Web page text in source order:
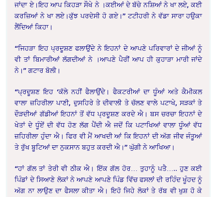
ਜਾਂਦਾ ਏ।ਇਹ ਆਪ ਕਿਹੜਾ ਸੌਖੇ ਨੇ ।ਕਈਆਂ ਦੇ ਬੱਚੇ ਨਸ਼ਿਆਂ ਨੇ ਖਾ ਲਏ, ਕਈ
ਕਰਜ਼ਿਆਂ ਨੇ ਖਾ ਲਏ।ਕੁੱਝ ਪਰਦੇਸੀ ਹੋ ਗਏ।” ਟਟੀਹਰੀ ਨੇ ਵੱਡਾ ਸਾਰਾ ਹਉਕਾ
ਲੈਂਦਿਆਂ ਕਿਹਾ।
“ਜਿਹੜਾ ਇਹ ਪ੍ਰਦੂਸ਼ਣ ਫਲਾਉਂਦੇ ਨੇ ਇਹਨਾਂ ਦੇ ਆਪਣੇ ਪਰਿਵਾਰਾਂ ਦੇ ਜੀਆਂ ਨੂੰ
ਵੀ ਤਾਂ ਬਿਮਾਰੀਆਂ ਲੱਗਦੀਆਂ ਨੇ ।ਆਪਣੇ ਪੈਰੀਂ ਆਪ ਹੀ ਕੁਹਾੜਾ ਮਾਰੀ ਜਾਂਦੇ
ਨੇ।” ਗਟਾਰ ਬੋਲੀ।
“ਪ੍ਰਦੂਸ਼ਣ ਇਹ ‘ਕੱਲੇ ਨਹੀਂ ਫੈਲਾਉਂਂਦੇ। ਫੈਕਟਰੀਆਂ ਦਾ ਧੂੰਆਂ ਅਤੇ ਕੈਮੀਕਲ
ਵਾਲਾ ਜ਼ਹਿਰੀਲਾ ਪਾਣੀ, ਦੁਸਹਿਰੇ ਤੇ ਦੀਵਾਲੀ ਤੇ ਚੱਲਣ ਵਾਲੇ ਪਟਾਖੇ, ਸੜਕਾਂ ਤੇ
ਦੌੜਦੀਆਂ ਗੱਡੀਆਂ ਇਹਨਾਂ ਤੋਂ ਵੱਧ ਪ੍ਰਦੂਸ਼ਣ ਕਰਦੇ ਐ। ਬਸ ਚਰਚਾ ਇਹਨਾਂ ਦੇ
ਖੇਤਾਂ ਦੇ ਧੂੰਏਂ ਦੀ ਵੱਧ ਹੋਣ ਲੱਗ ਪੈਂਦੀ ਐ ਜਦੋਂ ਕਿ ਪਟਾਖਿਆਂ ਵਾਲਾ ਧੂੰਆਂ ਵੱਧ
ਜ਼ਹਿਰੀਲਾ ਹੁੰਦਾ ਐ। ਫਿਰ ਵੀ ਮੈਂ ਆਖਦੀ ਆਂ ਕਿ ਇਹਨਾਂ ਦੀ ਅੱਗ ਜੀਵ ਜੰਤੂਆਂ
ਤੇ ਰੁੱਖ ਬੂਟਿਆਂ ਦਾ ਨੁਕਸਾਨ ਬਹੁਤ ਕਰਦੀ ਐ।” ਘੁੱਗੀ ਨੇ ਆਖਿਆ।
“ਹਾਂ ਗੱਲ ਤਾਂ ਤੇਰੀ ਵੀ ਠੀਕ ਐ। ਇੱਕ ਗੱਲ ਹੋਰ… ਤੁਹਾਨੂੰ ਪਤੈ….. ਹੁਣ ਕਈ
ਪਿੰਡਾਂ ਦੇ ਸਿਆਣੇ ਲੋਕਾਂ ਨੇ ਆਪਣੇ ਆਪਣੇ ਪਿੰਡ ਵਿੱਚ ਫਸਲਾਂ ਦੀ ਰਹਿੰਦ ਖੂੰਹਦ ਨੂੰ
ਅੱਗ ਨਾ ਲਾਉਣ ਦਾ ਫੈਸਲਾ ਕੀਤਾ ਐ। ਇਹੋ ਜਿਹੇ ਲੋਕਾਂ ਤੇ ਰੱਬ ਵੀ ਖੁਸ਼ ਹੋ ਕੇ